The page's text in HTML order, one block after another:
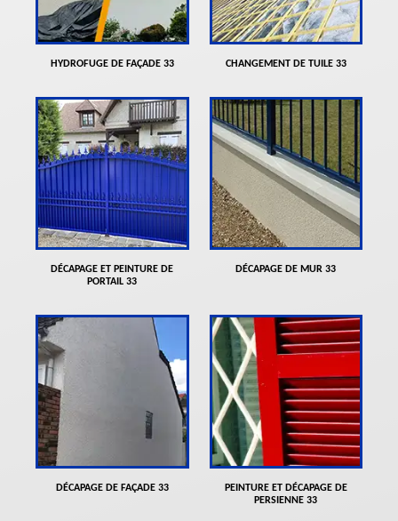
HYDROFUGE DE FAÇADE 33 CHANGEMENT DE TUILE 33
DÉCAPAGE ET PEINTURE DE
PORTAIL 33
DÉCAPAGE DE MUR 33
DÉCAPAGE DE FAÇADE 33
PEINTURE ET DÉCAPAGE DE
PERSIENNE 33